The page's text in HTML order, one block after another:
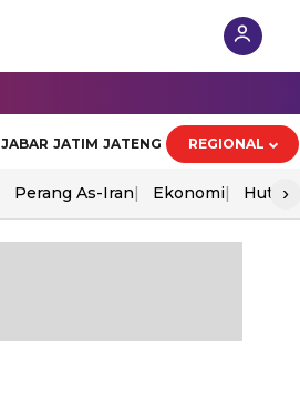
JABAR JATIM JATENG REGIONAL
Perang As-Iran Ekonomi Hut Ri
›